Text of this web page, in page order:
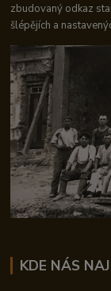
zbudovaný odkaz
šlépějích a
KDE NÁS